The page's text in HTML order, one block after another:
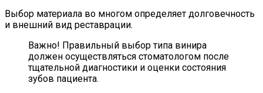
Выбор материала во многом определяет долговечность
и внешний вид реставрации.
Важно! Правильный выбор типа винира
должен осуществляться стоматологом после
тщательной диагностики и оценки состояния
зубов пациента.